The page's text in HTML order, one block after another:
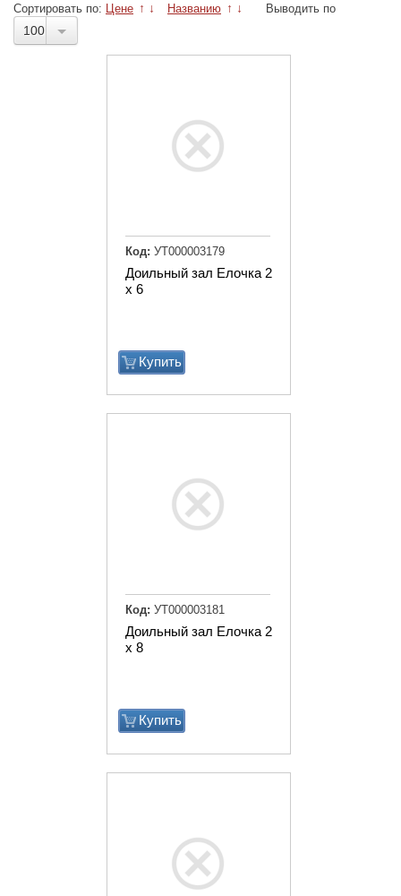
Сортировать по: Цене ↑ ↓ Названию ↑ ↓ Выводить по
100
Доильный зал Елочка 2
х 6
Купить
Код: УТ000003179
Доильный зал Елочка 2
х 8
Купить
Код: УТ000003181